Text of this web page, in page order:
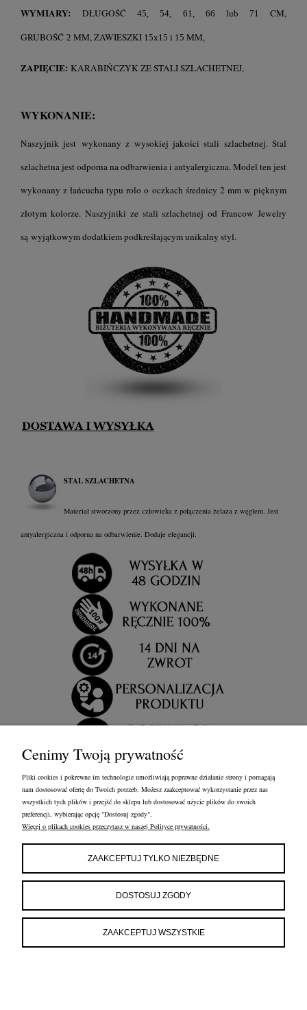
WYMIARY:DŁUGOŚĆ45, 54, 61, 66 lub 71 CM,
GRUBOŚĆ 2 MM, ZAWIESZKI 15x15 i 15 MM,
ZAPIĘCIE: KARABIŃCZYK ZE STALI SZLACHETNEJ,
WYKONANIE:
Naszyjnik jest wykonany z wysokiej jakości stali szlachetnej. Stal
szlachetna jest odporna na odbarwienia i antyalergiczna. Model ten jest
wykonany z łańcucha typu rolo o oczkach średnicy 2 mm w pięknym
złotym kolorze. Naszyjniki ze stali szlachetnej od Francow Jewelry
są wyjątkowym dodatkiem podkreślającym unikalny styl.
STAL SZLACHETNA
Materiał stworzony przez człowieka z połączenia żelaza z węglem. Jest
antyalergiczna i odporna na odbarwienie. Dodaje elegancji.
OBSŁUGA KLIENTA FRANCOW JEWELRY
FRANCOW JEWELRY
ul. Kossaka 4/8, 49-200 Grodków
tel:660596974
e-mail:shop@francow.com
NIP: 7471775402
Cenimy Twoją prywatność
Pliki cookies i pokrewne im technologie umożliwiają poprawne działanie strony i pomagają
nam dostosować ofertę do Twoich potrzeb. Możesz zaakceptować wykorzystanie przez nas
wszystkich tych plików i przejść do sklepu lub dostosować użycie plików do swoich
preferencji, wybierając opcję "Dostosuj zgody".
Więcej o plikach cookies przeczytasz w naszej Polityce prywatności.
ZAAKCEPTUJ TYLKO NIEZBĘDNE
DOSTOSUJ ZGODY
ZAAKCEPTUJ WSZYSTKIE